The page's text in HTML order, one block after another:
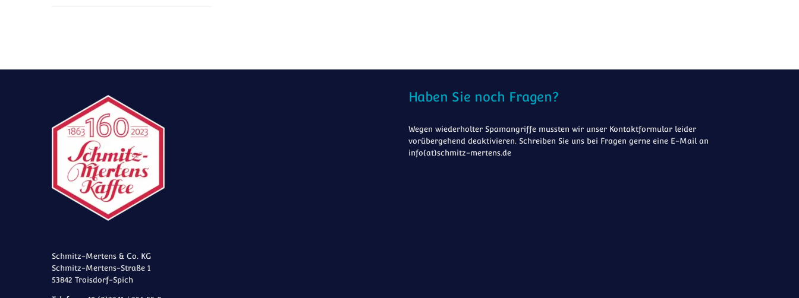
Schmitz-Mertens & Co. KG
Schmitz-Mertens-Straße 1
53842 Troisdorf-Spich
Haben Sie noch Fragen?
Wegen wiederholter Spamangriffe mussten wir unser Kontaktformular leider
vorübergehend deaktivieren. Schreiben Sie uns bei Fragen gerne eine E-Mail an
info(at)schmitz-mertens.de